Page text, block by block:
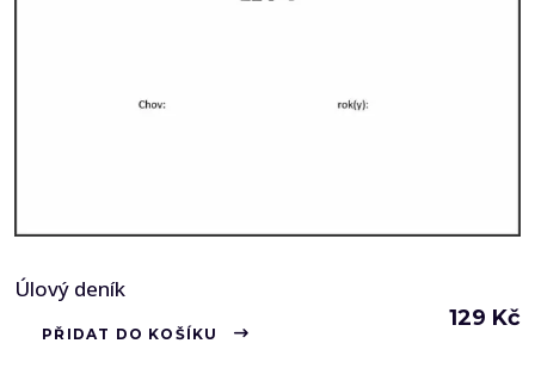
Úlový deník
129 Kč
PŘIDAT DO KOŠÍKU